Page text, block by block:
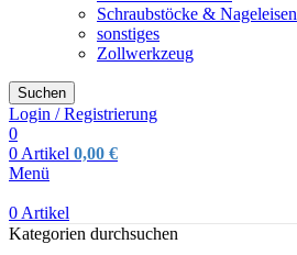
Schraubstöcke & Nageleisen
sonstiges
Zollwerkzeug
Suchen
Login / Registrierung
0
0 Artikel 0,00 €
Menü
0 Artikel
Kategorien durchsuchen